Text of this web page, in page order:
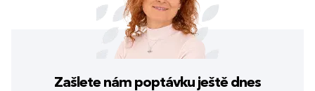
Zašlete nám poptávku ještě dnes